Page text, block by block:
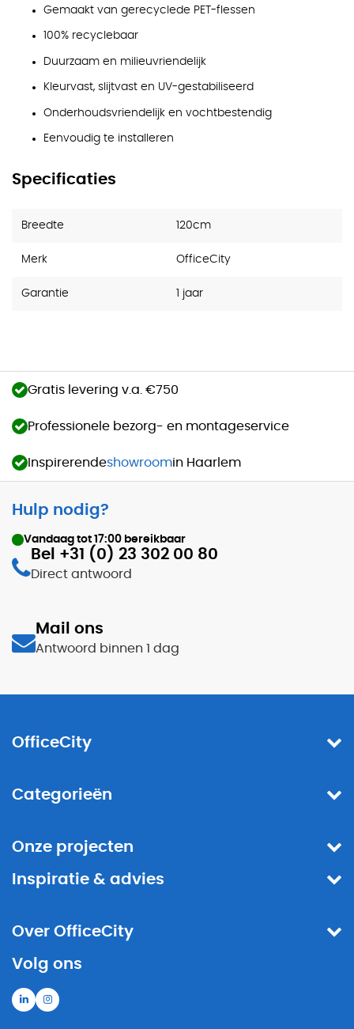
Gemaakt van gerecyclede PET-flessen
100% recyclebaar
Duurzaam en milieuvriendelijk
Kleurvast, slijtvast en UV-gestabiliseerd
Onderhoudsvriendelijk en vochtbestendig
Eenvoudig te installeren
Specificaties
Breedte 120cm
Merk OfficeCity
Garantie 1 jaar
Gratis levering v.a. €750
Professionele bezorg- en montageservice
Inspirerendeshowroomin Haarlem
Hulp nodig?
Vandaag tot 17:00 bereikbaar
Bel +31 (0) 23 302 00 80
Direct antwoord
Mail ons
Antwoord binnen 1 dag
OfficeCity
Categorieën
Onze projecten
Inspiratie & advies
Over OfficeCity
Volg ons